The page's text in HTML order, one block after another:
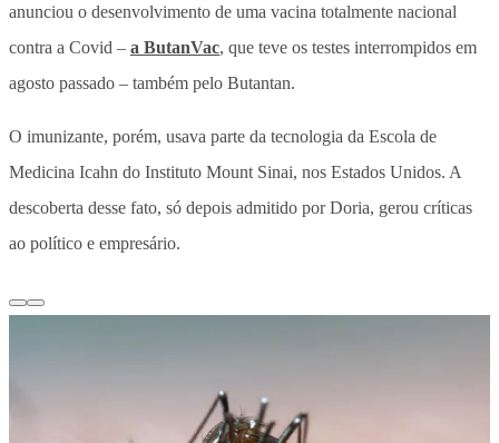
anunciou o desenvolvimento de uma vacina totalmente nacional
contra a Covid – a ButanVac, que teve os testes interrompidos em
agosto passado – também pelo Butantan.
O imunizante, porém, usava parte da tecnologia da Escola de
Medicina Icahn do Instituto Mount Sinai, nos Estados Unidos. A
descoberta desse fato, só depois admitido por Doria, gerou críticas
ao político e empresário.